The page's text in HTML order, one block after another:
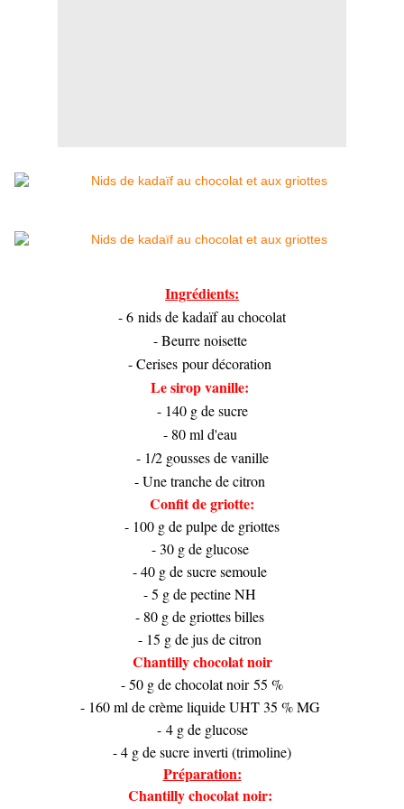
Ingrédients:
- 6 nids de kadaïf au chocolat
- Beurre noisette
- Cerises pour décoration
Le sirop vanille:
- 140 g de sucre
- 80 ml d'eau
- 1/2 gousses de vanille
- Une tranche de citron
Confit de griotte:
- 100 g de pulpe de griottes
- 30 g de glucose
- 40 g de sucre semoule
- 5 g de pectine NH
​​​​​​- 80 g de griottes billes
- 15 g de jus de citron
Chantilly chocolat noir
- 50 g de chocolat noir 55 %
- 160 ml de crème liquide UHT 35 % MG
- 4 g de glucose
- 4 g de sucre inverti (trimoline)
Préparation:
Chantilly chocolat noir: